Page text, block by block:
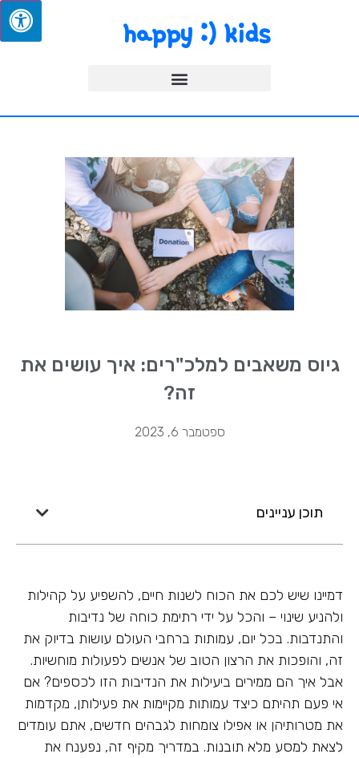
happy :) kids
גיוס משאבים למלכ"רים: איך עושים את
זה?
ספטמבר 6, 2023
תוכן עניינים
דמיינו שיש לכם את הכוח לשנות חיים, להשפיע על קהילות
ולהניע שינוי – והכל על ידי רתימת כוחה של נדיבות
והתנדבות. בכל יום, עמותות ברחבי העולם עושות בדיוק את
זה, והופכות את הרצון הטוב של אנשים לפעולות מוחשיות.
אבל איך הם ממירים ביעילות את הנדיבות הזו לכספים? אם
אי פעם תהיתם כיצד עמותות מקיימות את פעילותן, מקדמות
את מטרותיהן או אפילו צומחות לגבהים חדשים, אתם עומדים
לצאת למסע מלא תובנות. במדריך מקיף זה, נפענח את